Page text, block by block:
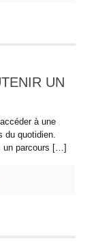
UN
à une
du quotidien.
un parcours […]